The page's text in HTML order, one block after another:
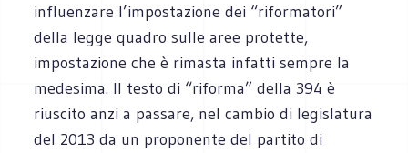
influenzare l’impostazione dei “riformatori”
della legge quadro sulle aree protette,
impostazione che è rimasta infatti sempre la
medesima. Il testo di “riforma” della 394 è
riuscito anzi a passare, nel cambio di legislatura
del 2013 da un proponente del partito di